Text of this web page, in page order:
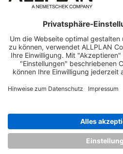
Persönliche Demo
FOLGEN SIE UNS
ALLPLAN auf
ALLPLAN auf
ALLPLAN